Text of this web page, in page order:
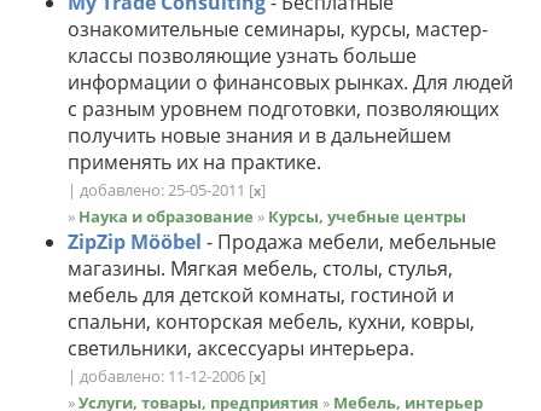
ознакомительные семинары, курсы, мастер-
классы позволяющие узнать больше
информации о финансовых рынках. Для людей
с разным уровнем подготовки, позволяющих
получить новые знания и в дальнейшем
применять их на практике.
| добавлено: 25-05-2011 [x]
» Наука и образование » Курсы, учебные центры
ZipZip Mööbel - Продажа мебели, мебельные
магазины. Мягкая мебель, столы, стулья,
мебель для детской комнаты, гостиной и
спальни, конторская мебель, кухни, ковры,
светильники, аксессуары интерьера.
| добавлено: 11-12-2006 [x]
»Услуги, товары, предприятия » Мебель, интерьер